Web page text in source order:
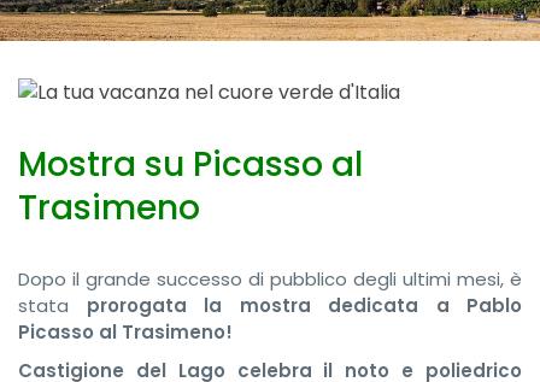
Mostra su Picasso al
Trasimeno
Dopo il grande successo di pubblico degli ultimi mesi, è
stata prorogata la mostra dedicata a Pablo
Picasso al Trasimeno!
Castigione del Lago celebra il noto e poliedrico